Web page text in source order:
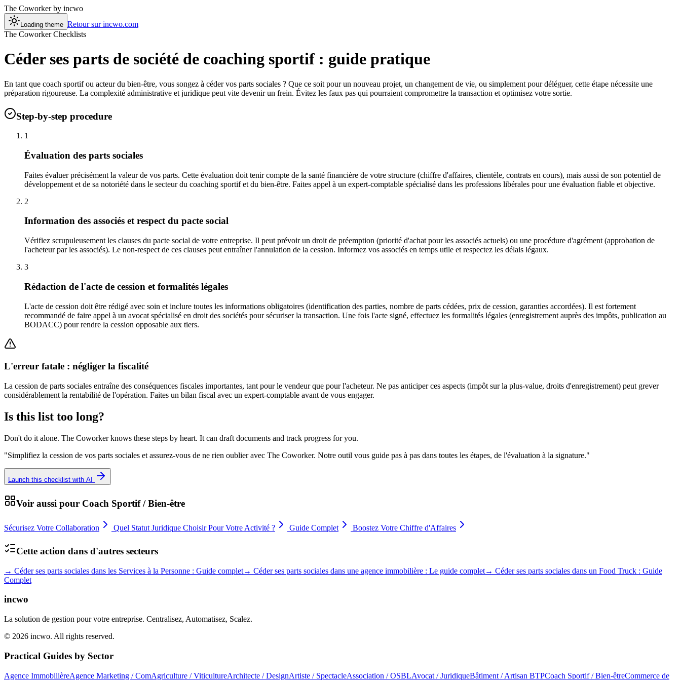
The Coworkerby incwo
Loading theme Retour sur incwo.com
The Coworker Checklists
Céder ses parts de société de coaching sportif : guide pratique
En tant que coach sportif ou acteur du bien-être, vous songez à céder vos parts sociales ? Que ce soit pour un nouveau projet, un changement de vie, ou simplement pour déléguer, cette étape nécessite une
préparation rigoureuse. La complexité administrative et juridique peut vite devenir un frein. Évitez les faux pas qui pourraient compromettre la transaction et optimisez votre sortie.
Step-by-step procedure
1
Évaluation des parts sociales
Faites évaluer précisément la valeur de vos parts. Cette évaluation doit tenir compte de la santé financière de votre structure (chiffre d'affaires, clientèle, contrats en cours), mais aussi de son potentiel de
développement et de sa notoriété dans le secteur du coaching sportif et du bien-être. Faites appel à un expert-comptable spécialisé dans les professions libérales pour une évaluation fiable et objective.
2
Information des associés et respect du pacte social
Vérifiez scrupuleusement les clauses du pacte social de votre entreprise. Il peut prévoir un droit de préemption (priorité d'achat pour les associés actuels) ou une procédure d'agrément (approbation de
l'acheteur par les associés). Le non-respect de ces clauses peut entraîner l'annulation de la cession. Informez vos associés en temps utile et respectez les délais légaux.
3
Rédaction de l'acte de cession et formalités légales
L'acte de cession doit être rédigé avec soin et inclure toutes les informations obligatoires (identification des parties, nombre de parts cédées, prix de cession, garanties accordées). Il est fortement
recommandé de faire appel à un avocat spécialisé en droit des sociétés pour sécuriser la transaction. Une fois l'acte signé, effectuez les formalités légales (enregistrement auprès des impôts, publication au
BODACC) pour rendre la cession opposable aux tiers.
L'erreur fatale : négliger la fiscalité
La cession de parts sociales entraîne des conséquences fiscales importantes, tant pour le vendeur que pour l'acheteur. Ne pas anticiper ces aspects (impôt sur la plus-value, droits d'enregistrement) peut grever
considérablement la rentabilité de l'opération. Faites un bilan fiscal avec un expert-comptable avant de vous engager.
Is this list too long?
Don't do it alone. The Coworker knows these steps by heart. It can draft documents and track progress for you.
"Simplifiez la cession de vos parts sociales et assurez-vous de ne rien oublier avec The Coworker. Notre outil vous guide pas à pas dans toutes les étapes, de l'évaluation à la signature."
Launch this checklist with AI
Voir aussi pour Coach Sportif / Bien-être
Sécurisez Votre Collaboration Quel Statut Juridique Choisir Pour Votre Activité ? Guide Complet Boostez Votre Chiffre d'Affaires
Cette action dans d'autres secteurs
→ Céder ses parts sociales dans les Services à la Personne : Guide complet→ Céder ses parts sociales dans une agence immobilière : Le guide complet→ Céder ses parts sociales dans un Food Truck : Guide
Complet
incwo
La solution de gestion pour votre entreprise. Centralisez, Automatisez, Scalez.
© 2026 incwo. All rights reserved.
Practical Guides by Sector
Agence ImmobilièreAgence Marketing / ComAgriculture / ViticultureArchitecte / DesignArtiste / SpectacleAssociation / OSBLAvocat / JuridiqueBâtiment / Artisan BTPCoach Sportif / Bien-êtreCommerce de